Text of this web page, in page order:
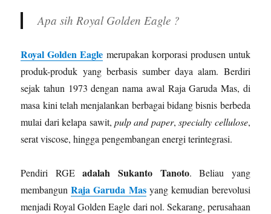
Apa sih Royal Golden Eagle ?
Royal Golden Eagle merupakan korporasi produsen untuk
produk-produk yang berbasis sumber daya alam. Berdiri
sejak tahun 1973 dengan nama awal Raja Garuda Mas, di
masa kini telah menjalankan berbagai bidang bisnis berbeda
mulai dari kelapa sawit, pulp and paper,specialty cellulose,
serat viscose, hingga pengembangan energi terintegrasi.
Pendiri RGEadalah Sukanto Tanoto. Beliau yang
membangunRaja Garuda Masyang kemudian berevolusi
menjadi Royal Golden Eagle dari nol. Sekarang, perusahaan